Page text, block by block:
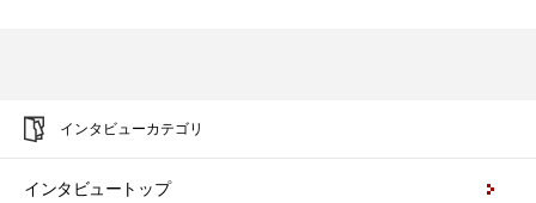
インタビューカテゴリ
インタビュートップ